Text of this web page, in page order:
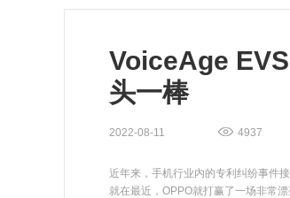
VoiceAge
头一棒
2022-08-11 4937
近年来，手机行业内的专利纠纷事件
就在最近，OPPO就打赢了一场非常